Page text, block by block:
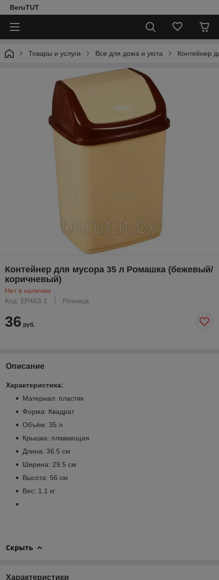
BeruTUT
Товары и услуги Все для дома и уюта Контейнер
Контейнер для мусора 35 л Ромашка (бежевый/
коричневый)
Нет в наличии
Код: EP463-1
Розница
36 руб.
Описание
Характеристика:
Материал: пластик
Форма: Квадрат
Объём: 35 л
Крышка: плавающая
Длина: 36.5 см
Ширина: 29.5 см
Высота: 56 см
Вес: 1.1 кг
Скрыть
Характеристики